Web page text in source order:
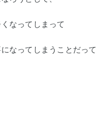
なってしまって
なってしまうことだって